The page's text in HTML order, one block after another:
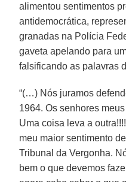
alimentou sentimentos
antidemocrática,
granadas na Polícia
gaveta apelando para
falsificando as palavras
“(…) Nós juramos
1964. Os senhores
Uma coisa leva a
meu maior sentimento
Tribunal da Vergonha.
bem o que devemos